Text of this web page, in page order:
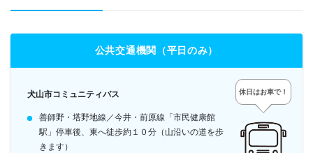
公共交通機関（平日のみ）
犬山市コミュニティバス
善師野・塔野地線／今井・前原線「市民健康館
駅」停車後、東へ徒歩約１０分（山沿いの道を歩
きます）
休日はお車で！